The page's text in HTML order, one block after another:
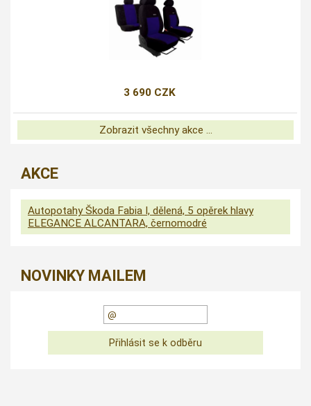
3 690 CZK
Zobrazit všechny akce ...
AKCE
Autopotahy Škoda Fabia I, dělená, 5 opěrek hlavy
ELEGANCE ALCANTARA, černomodré
NOVINKY MAILEM